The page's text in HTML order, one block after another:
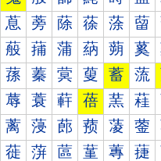
蒠 蒡 蒢 蒣 蒤 蒥
蒰 蒱 蒲 蒳 蒴 蒵
蓀 蓁 蓂 蓃 蓄 蓅
蓐 蓑 蓒 蓓 蓔 蓕
蓠 蓡 蓢 蓣 蓤 蓥
蓰 蓱 蓲 蓳 蓴 蓵